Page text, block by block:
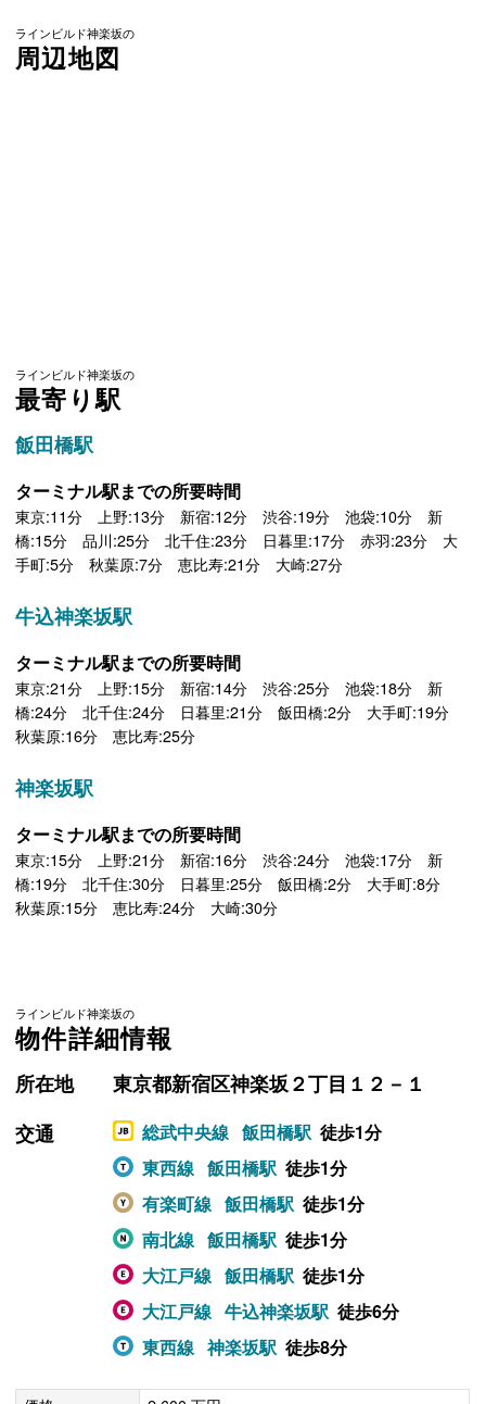
ラインビルド神楽坂の
周辺地図
ラインビルド神楽坂の
最寄り駅
飯田橋駅
ターミナル駅までの所要時間
東京:11分 上野:13分 新宿:12分 渋谷:19分 池袋:10分 新
橋:15分 品川:25分 北千住:23分 日暮里:17分 赤羽:23分 大
手町:5分 秋葉原:7分 恵比寿:21分 大崎:27分
牛込神楽坂駅
ターミナル駅までの所要時間
東京:21分 上野:15分 新宿:14分 渋谷:25分 池袋:18分 新
橋:24分 北千住:24分 日暮里:21分 飯田橋:2分 大手町:19分
秋葉原:16分 恵比寿:25分
神楽坂駅
ターミナル駅までの所要時間
東京:15分 上野:21分 新宿:16分 渋谷:24分 池袋:17分 新
橋:19分 北千住:30分 日暮里:25分 飯田橋:2分 大手町:8分
秋葉原:15分 恵比寿:24分 大崎:30分
ラインビルド神楽坂の
物件詳細情報
所在地
東京都新宿区神楽坂２丁目１２－１
交通
総武中央線 飯田橋駅 徒歩1分
東西線 飯田橋駅 徒歩1分
有楽町線 飯田橋駅 徒歩1分
南北線 飯田橋駅 徒歩1分
大江戸線 飯田橋駅 徒歩1分
大江戸線 牛込神楽坂駅 徒歩6分
東西線 神楽坂駅 徒歩8分